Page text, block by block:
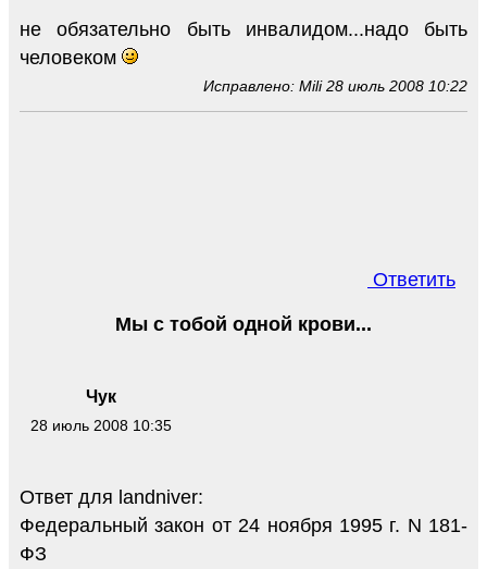
не обязательно быть инвалидом...надо быть
человеком
Исправлено: Mili 28 июль 2008 10:22
Ответить
Чук
28 июль 2008 10:35
Мы с тобой одной крови...
Ответ для landniver:
Федеральный закон от 24 ноября 1995 г. N 181-
ФЗ